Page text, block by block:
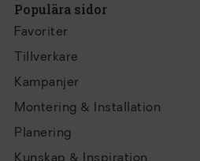
Populära sidor
Favoriter
Tillverkare
Kampanjer
Montering & Installation
Planering